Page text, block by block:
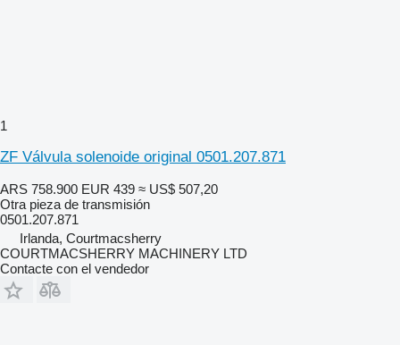
1
ZF Válvula solenoide original 0501.207.871
ARS 758.900 EUR 439 ≈ US$ 507,20
Otra pieza de transmisión
0501.207.871
Irlanda, Courtmacsherry
COURTMACSHERRY MACHINERY LTD
Contacte con el vendedor